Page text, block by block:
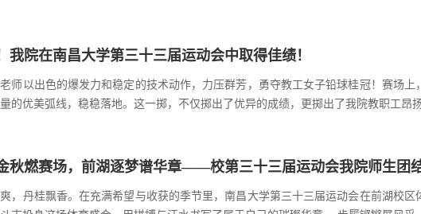
我院在南昌大学第三十三届运动会中取得佳绩！
师以出色的爆发力和稳定的技术动作，力压群芳，勇夺教工女子铅球桂冠！赛场
的优美弧线，稳稳落地。这一掷，不仅掷出了优异的成绩，更掷出了我院教职工昂
秋燃赛场，前湖逐梦谱华章——校第三十三届运动会我院师生团
，丹桂飘香。在充满希望与收获的季节里，南昌大学第三十三届运动会在前湖校